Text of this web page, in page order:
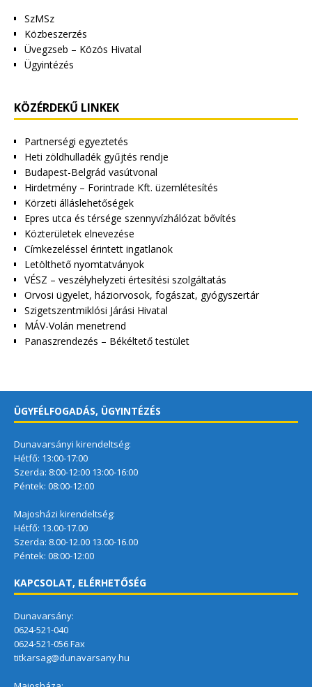
SzMSz
Közbeszerzés
Üvegzseb – Közös Hivatal
Ügyintézés
KÖZÉRDEKŰ LINKEK
Partnerségi egyeztetés
Heti zöldhulladék gyűjtés rendje
Budapest-Belgrád vasútvonal
Hirdetmény – Forintrade Kft. üzemlétesítés
Körzeti álláslehetőségek
Epres utca és térsége szennyvízhálózat bővítés
Közterületek elnevezése
Címkezeléssel érintett ingatlanok
Letölthető nyomtatványok
VÉSZ – veszélyhelyzeti értesítési szolgáltatás
Orvosi ügyelet, háziorvosok, fogászat, gyógyszertár
Szigetszentmiklósi Járási Hivatal
MÁV-Volán menetrend
Panaszrendezés – Békéltető testület
ÜGYFÉLFOGADÁS, ÜGYINTÉZÉS
Dunavarsányi kirendeltség:
Hétfő: 13:00-17:00
Szerda: 8:00-12:00 13:00-16:00
Péntek: 08:00-12:00
Majosházi kirendeltség:
Hétfő: 13.00-17.00
Szerda: 8.00-12.00 13.00-16.00
Péntek: 08:00-12:00
KAPCSOLAT, ELÉRHETŐSÉG
Dunavarsány:
0624-521-040
0624-521-056 Fax
titkarsag@dunavarsany.hu